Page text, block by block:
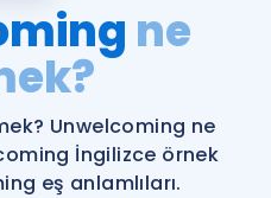
Gramer
ne
Unwelcoming ne
İngilizce örnek
eş anlamlıları.